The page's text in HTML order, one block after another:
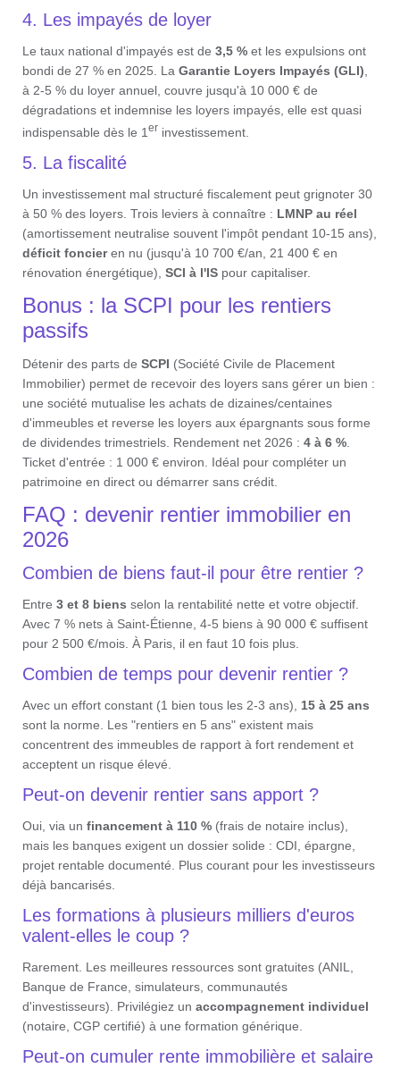
4. Les impayés de loyer
Le taux national d'impayés est de 3,5 % et les expulsions ont
bondi de 27 % en 2025. La Garantie Loyers Impayés (GLI)
à 2-5 % du loyer annuel, couvre jusqu'à 10 000 € de
dégradations et indemnise les loyers impayés, elle est quasi
indispensable dès le 1 er investissement.
5. La fiscalité
Un investissement mal structuré fiscalement peut grignoter 30
à 50 % des loyers. Trois leviers à connaître : LMNP au réel
(amortissement neutralise souvent l'impôt pendant 10-15 ans),
déficit foncieren nu (jusqu'à 10 700 €/an, 21 400 € en
rénovation énergétique), SCI à l'IS pour capitaliser.
Bonus : la SCPI pour les rentiers
passifs
Détenir des parts de SCPI (Société Civile de Placement
Immobilier) permet de recevoir des loyers sans gérer un bien :
une société mutualise les achats de dizaines/centaines
d'immeubles et reverse les loyers aux épargnants sous forme
de dividendes trimestriels. Rendement net 2026 : 4 à 6 %
Ticket d'entrée : 1 000 € environ. Idéal pour compléter un
patrimoine en direct ou démarrer sans crédit.
FAQ : devenir rentier immobilier en
2026
Combien de biens faut-il pour être rentier ?
Entre 3 et 8 biens selon la rentabilité nette et votre objectif.
Avec 7 % nets à Saint-Étienne, 4-5 biens à 90 000 € suffisent
pour 2 500 €/mois. À Paris, il en faut 10 fois plus.
Combien de temps pour devenir rentier ?
Avec un effort constant (1 bien tous les 2-3 ans), 15 à 25 ans
sont la norme. Les "rentiers en 5 ans" existent mais
concentrent des immeubles de rapport à fort rendement et
acceptent un risque élevé.
Peut-on devenir rentier sans apport ?
Oui, via un financement à 110 % (frais de notaire inclus),
mais les banques exigent un dossier solide : CDI, épargne,
projet rentable documenté. Plus courant pour les investisseurs
déjà bancarisés.
Les formations à plusieurs milliers d'euros
valent-elles le coup ?
Rarement. Les meilleures ressources sont gratuites (ANIL,
Banque de France, simulateurs, communautés
d'investisseurs). Privilégiez un accompagnement individuel
(notaire, CGP certifié) à une formation générique.
Peut-on cumuler rente immobilière et salaire